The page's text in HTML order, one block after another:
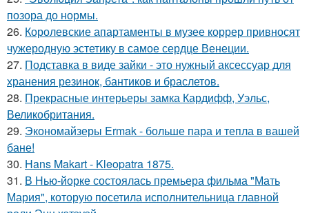
позора до нормы.
26. Королевские апартаменты в музее коррер привносят
чужеродную эстетику в самое сердце Венеции.
27. Подставка в виде зайки - это нужный аксессуар для
хранения резинок, бантиков и браслетов.
28. Прекрасные интерьеры замка Кардифф, Уэльс,
Великобритания.
29. Экономайзеры Ermak - больше пара и тепла в вашей
бане!
30. Hans Makart - Kleopatra 1875.
31. В Нью-йорке состоялась премьера фильма "Мать
Мария", которую посетила исполнительница главной